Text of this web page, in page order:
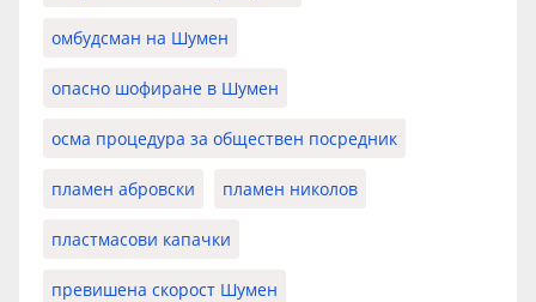
омбудсман на Шумен
опасно шофиране в Шумен
осма процедура за обществен посредник
пламен абровски пламен николов
пластмасови капачки
превишена скорост Шумен